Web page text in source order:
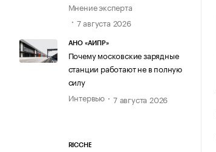
Мнение эксперта
7 августа 2026
АНО «АИПР»
Почему московские зарядные
станции работают не в полную
силу
Интервью
7 августа 2026
RICCHE